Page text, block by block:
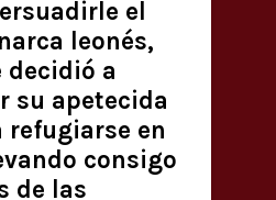
el
leonés,
decidió a
su apetecida
refugiarse en
consigo
de las